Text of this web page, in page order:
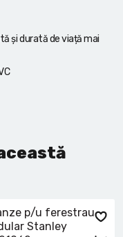
și durată de viață mai